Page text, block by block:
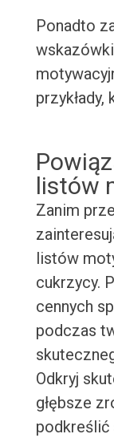
Ponadto
listów
Zanim
listów
cukrzycy.
cennych
podczas
Odkryj
głębsze
podkreślić